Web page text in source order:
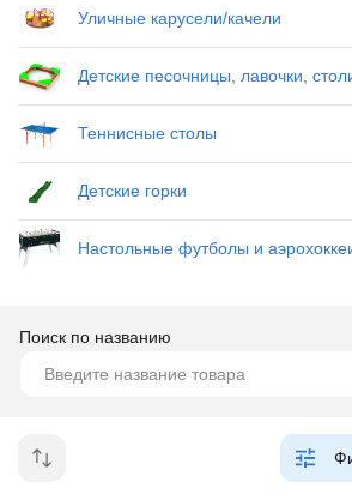
Уличные карусели/качели
Детские песочницы, лавочки,
Теннисные столы
Детские горки
Настольные футболы и
Поиск по названию